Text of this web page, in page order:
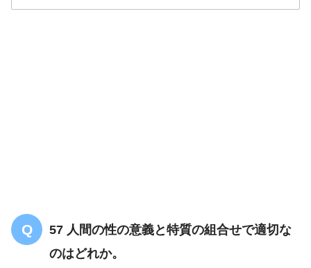
57 人間の性の意義と特質の組合せで適切な
のはどれか。